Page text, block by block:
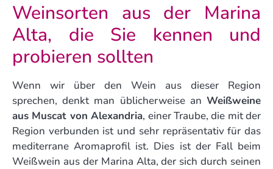
Weinsorten aus der Marina
Alta, die Sie kennen und
probieren sollten
Wenn wir über den Wein aus dieser Region
sprechen, denkt man üblicherweise an Weißweine
aus Muscat von Alexandria, einer Traube, die mit der
Region verbunden ist und sehr repräsentativ für das
mediterrane Aromaprofil ist. Dies ist der Fall beim
Weißwein aus der Marina Alta, der sich durch seinen